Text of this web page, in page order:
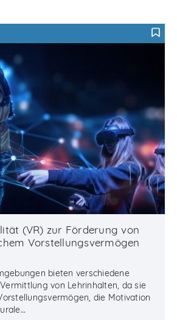
F
(VR) zur Förderung von
Vorstellungsvermögen
bieten verschiedene
von Lehrinhalten, da sie
die Motivation